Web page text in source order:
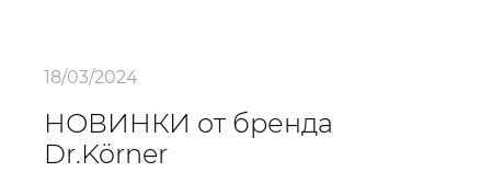
18/03/2024
НОВИНКИ от бренда
Dr.Körner